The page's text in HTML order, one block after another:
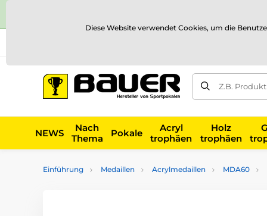
Z.B.
NEWS
Nach
Thema
Pokale
Acryl
trophäen
Holz
trophäen
Einführung Medaillen Acrylmedaillen MDA60
Diese Website verwendet Cookies, um die